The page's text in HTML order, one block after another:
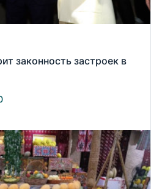
законность застроек в